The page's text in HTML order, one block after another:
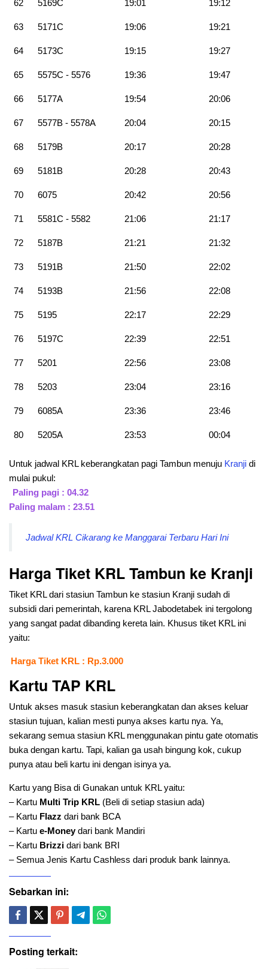
62 5169C 19:01 19:12
63 5171C 19:06 19:21
64 5173C 19:15 19:27
65 5575C - 5576 19:36 19:47
66 5177A 19:54 20:06
67 5577B - 5578A 20:04 20:15
68 5179B 20:17 20:28
69 5181B 20:28 20:43
70 6075 20:42 20:56
71 5581C - 5582 21:06 21:17
72 5187B 21:21 21:32
73 5191B 21:50 22:02
74 5193B 21:56 22:08
75 5195 22:17 22:29
76 5197C 22:39 22:51
77 5201 22:56 23:08
78 5203 23:04 23:16
79 6085A 23:36 23:46
80 5205A 23:53 00:04
Untuk jadwal KRL keberangkatan pagi Tambun menuju Kranji di
mulai pukul:
Paling pagi : 04.32
Paling malam : 23.51
Jadwal KRL Cikarang ke Manggarai Terbaru Hari Ini
Harga Tiket KRL Tambun ke Kranji
Tiket KRL dari stasiun Tambun ke stasiun Kranji sudah di
subsidi dari pemerintah, karena KRL Jabodetabek ini tergolong
yang sangat padat dibanding kereta lain. Khusus tiket KRL ini
yaitu:
Harga Tiket KRL : Rp.3.000
Kartu TAP KRL
Untuk akses masuk stasiun keberangkatan dan akses keluar
stasiun tujuan, kalian mesti punya akses kartu nya. Ya,
sekarang semua stasiun KRL menggunakan pintu gate otomatis
buka dengan kartu. Tapi, kalian ga usah bingung kok, cukup
punya atau beli kartu ini dengan isinya ya.
Kartu yang Bisa di Gunakan untuk KRL yaitu:
– Kartu Multi Trip KRL (Beli di setiap stasiun ada)
– Kartu Flazz dari bank BCA
– Kartu e-Moneydari bank Mandiri
– Kartu Brizzi dari bank BRI
– Semua Jenis Kartu Cashless dari produk bank lainnya.
Sebarkan ini:
Posting terkait: